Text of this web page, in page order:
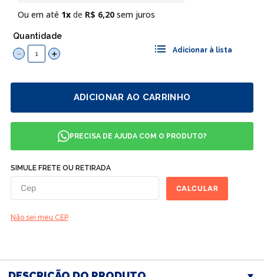
Ou em até 1 R$ 6,20 sem juros
Quantidade
＋
－
ADICIONAR AO CARRINHO
PRECISA DE AJUDA COM O PRODUTO?
SIMULE FRETE OU RETIRADA
CALCULAR
Não sei meu CEP